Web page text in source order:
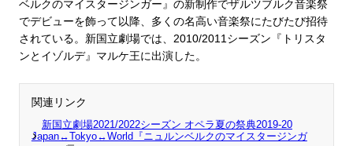
ベルクのマイスタージンガー』の新制作でザルツブルク音楽祭
でデビューを飾って以降、多くの名高い音楽祭にたびたび招待
されている。新国立劇場では、2010/2011シーズン『トリスタ
ンとイゾルデ』マルケ王に出演した。
関連リンク
新国立劇場2021/2022シーズン オペラ夏の祭典2019-20
Japan↔Tokyo↔World『ニュルンベルクのマイスタージンガ